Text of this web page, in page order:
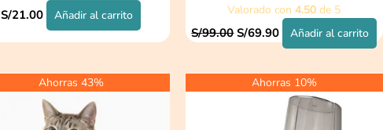
S/21.00 Añadir al carrito Valorado con4.50 de 5
S/99.00 S/69.90 Añadir al carrito
Ahorras 43%
precio
original
era:
El
precio
actual
es:
Ahorras 10%
precio
El
precio
actual
es: